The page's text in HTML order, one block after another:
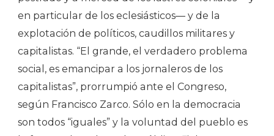
en particular de los eclesiásticos— y de la
explotación de políticos, caudillos militares y
capitalistas. “El grande, el verdadero problema
social, es emancipar a los jornaleros de los
capitalistas”, prorrumpió ante el Congreso,
según Francisco Zarco. Sólo en la democracia
son todos “iguales” y la voluntad del pueblo es